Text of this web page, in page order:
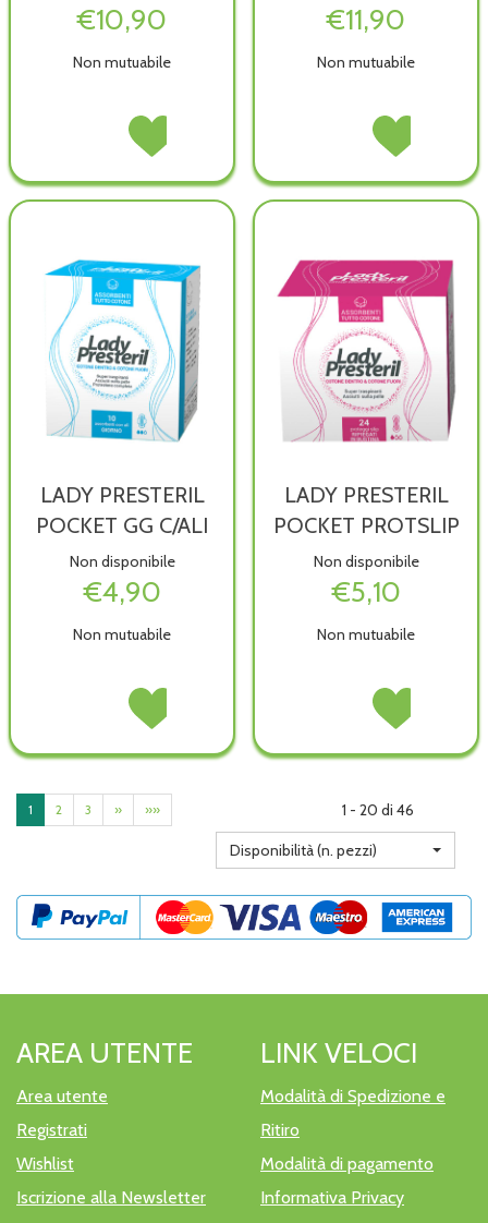
€10,90
Non mutuabile
DIETSUCARYL
LIQUIDO
è
Acquista DIETSUCARYL
LIQUIDO
wishlist
€11,90
Non mutuabile
DIETSUCARYL
350CPR non
disponibile
Acquista
350CPR alla
LADY PRESTERIL
POCKET GG C/ALI
Non disponibile
€4,90
Non mutuabile
PRESTERIL
GG
disponibile
Acquista LADY
PRESTERIL
GG
wishlist
LADY PRESTERIL
POCKET PROTSLIP
Non disponibile
€5,10
Non mutuabile
PRESTERIL
PROTSLIP non
disponibile
Acquista LADY
PRESTERIL
PROTSLIP alla
1 2 3 » »» 1 - 20 di 46
Disponibilità (n. pezzi)
AREA UTENTE
Area utente
Registrati
Wishlist
Iscrizione alla Newsletter
LINK VELOCI
Modalità di Spedizione e
Ritiro
Modalità di pagamento
Informativa Privacy